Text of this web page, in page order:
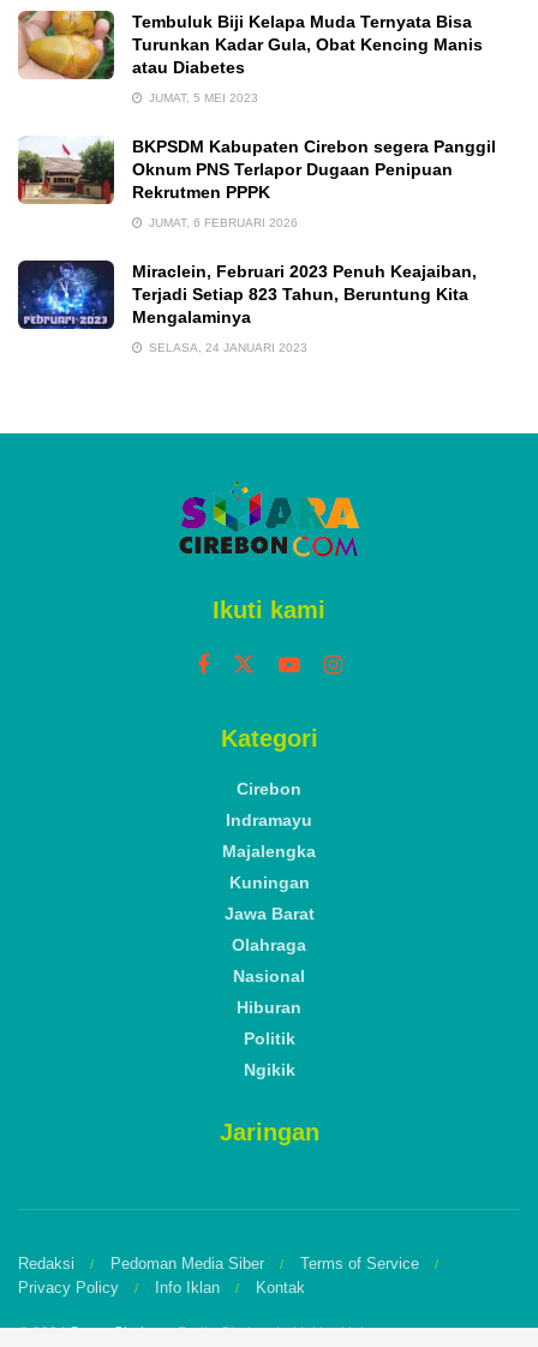
Tembuluk Biji Kelapa Muda Ternyata Bisa
Turunkan Kadar Gula, Obat Kencing Manis
atau Diabetes
JUMAT, 5 MEI 2023
BKPSDM Kabupaten Cirebon segera Panggil
Oknum PNS Terlapor Dugaan Penipuan
Rekrutmen PPPK
JUMAT, 6 FEBRUARI 2026
Miraclein, Februari 2023 Penuh Keajaiban,
Terjadi Setiap 823 Tahun, Beruntung Kita
Mengalaminya
SELASA, 24 JANUARI 2023
Ikuti kami
Kategori
Cirebon
Indramayu
Majalengka
Kuningan
Jawa Barat
Olahraga
Nasional
Hiburan
Politik
Ngikik
Jaringan
Redaksi Pedoman Media Siber
Terms of Service
Privacy Policy
Info Iklan Kontak
© 2024Suara Cirebon- Berita Cirebon terkini hari ini.